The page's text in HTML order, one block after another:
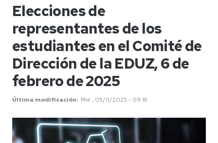
Elecciones de
representantes de los
estudiantes en el Comité de
Dirección de la EDUZ, 6 de
febrero de 2025
Última modificación Mié , 05/11/2025 - 09:16